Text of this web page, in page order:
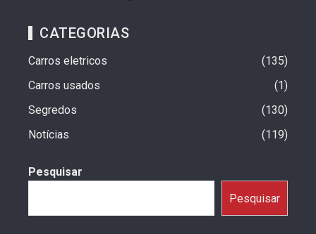
CATEGORIAS
Carros eletricos
135
Carros usados
1
Segredos
130
Notícias
119
Pesquisar
Pesquisar